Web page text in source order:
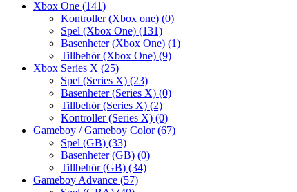
Xbox One (141)
Kontroller (Xbox one) (0)
Spel (Xbox One) (131)
Basenheter (Xbox One) (1)
Tillbehör (Xbox One) (9)
Xbox Series X (25)
Spel (Series X) (23)
Basenheter (Series X) (0)
Tillbehör (Series X) (2)
Kontroller (Series X) (0)
Gameboy / Gameboy Color(67)
Spel (GB) (33)
Basenheter (GB) (0)
Tillbehör (GB) (34)
Gameboy Advance (57)